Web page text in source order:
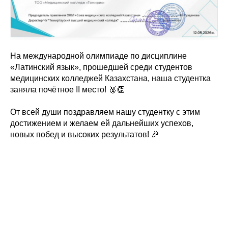
На международной олимпиаде по дисциплине
«Латинский язык», прошедшей среди студентов
медицинских колледжей Казахстана, наша студентка
заняла почётное II место! 🥈👏
От всей души поздравляем нашу студентку с этим
достижением и желаем ей дальнейших успехов,
новых побед и высоких результатов! 🎉